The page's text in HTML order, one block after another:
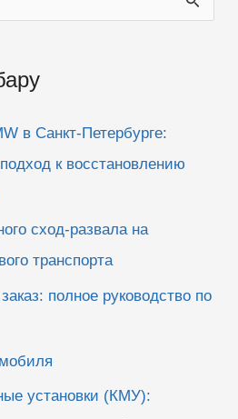
в Санкт-Петербурге:
к восстановлению
сход-развала на
транспорта
полное руководство по
установки (КМУ):